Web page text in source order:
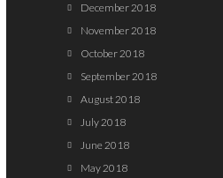
December 2018
November 2018
October 2018
September 2018
August 2018
July 2018
June 2018
May 2018